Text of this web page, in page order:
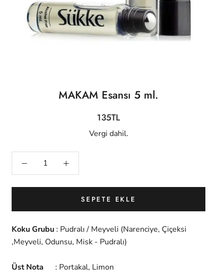
MAKAM Esansı 5 ml.
135TL
Vergi dahil.
SEPETE EKLE
Koku Grubu : Pudralı / Meyveli (Narenciye, Çiçeksi
,Meyveli, Odunsu, Misk - Pudralı)
Üst Nota : Portakal, Limon